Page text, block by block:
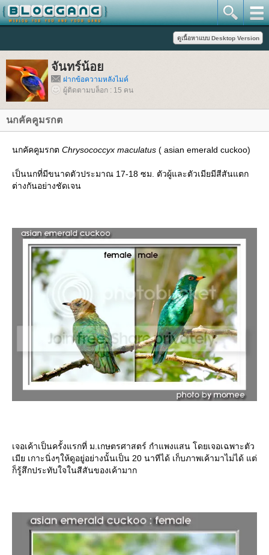
จันทร์น้อ
ฝากข้อความหลังไมค์
ผู้ติดตามบล็อก : 15 คน
นกคัคคูมรกต
นกคัคคูมรกต Chrysococcyx maculatus ( asian emerald cuckoo)
เป็นนกที่มีขนาดตัวประมาณ 17-18 ซม. ตัวผู้และตัวเมียมีสีสันแตก
ต่างกันอย่างชัดเจน
เจอเค้าเป็นครั้งแรกที่ ม.เกษตรศาสตร์ กำแพงแสน โดยเจอเฉพาะตัว
เมีย เกาะนิ่งๆให้ดูอยู่อย่างนั้นเป็น 20 นาทีได้ เก็บภาพเค้ามาไม่ได้ แต่
ก็รู้สึกประทับใจในสีสันของเค้ามาก